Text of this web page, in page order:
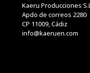
Kaeru Producciones S.L
Apdo de correos 2280
CP 11009, Cádiz
info@kaeruen.com